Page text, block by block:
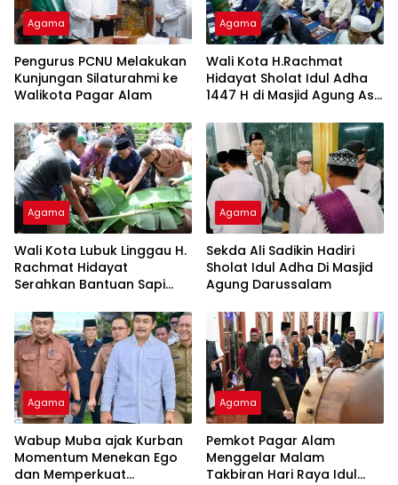
Agama
Pengurus PCNU Melakukan
Kunjungan Silaturahmi ke
Walikota Pagar Alam
Agama
Wali Kota H.Rachmat
Hidayat Sholat Idul Adha
1447 H di Masjid Agung As-
Agama
Wali Kota Lubuk Linggau H.
Rachmat Hidayat
Serahkan Bantuan Sapi
Prabowo
Agama
Sekda Ali Sadikin Hadiri
Sholat Idul Adha Di Masjid
Agung Darussalam
Agama
Wabup Muba ajak Kurban
Momentum Menekan Ego
dan Memperkuat
Agama
Pemkot Pagar Alam
Menggelar Malam
Takbiran Hari Raya Idul